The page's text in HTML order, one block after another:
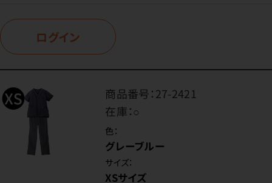
ログイン
商品番号：27-2421
在庫：○
色：
グレーブルー
サイズ：
XSサイズ